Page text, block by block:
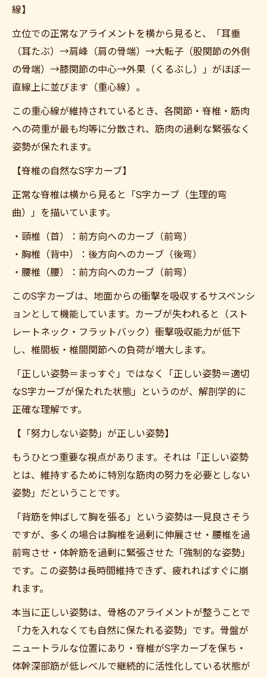
線】
立位での正常なアライメントを横から見ると、「耳垂
（耳たぶ）→肩峰（肩の骨端）→大転子（股関節の外側
の骨端）→膝関節の中心→外果（くるぶし）」がほぼ一
直線上に並びます（重心線）。
この重心線が維持されているとき、各関節・脊椎・筋肉
への荷重が最も均等に分散され、筋肉の過剰な緊張なく
姿勢が保たれます。
【脊椎の自然なS字カーブ】
正常な脊椎は横から見ると「S字カーブ（生理的弯
曲）」を描いています。
・頸椎（首）：前方向へのカーブ（前弯）
・胸椎（背中）：後方向へのカーブ（後弯）
・腰椎（腰）：前方向へのカーブ（前弯）
このS字カーブは、地面からの衝撃を吸収するサスペンシ
ョンとして機能しています。カーブが失われると（スト
レートネック・フラットバック）衝撃吸収能力が低下
し、椎間板・椎間関節への負荷が増大します。
「正しい姿勢＝まっすぐ」ではなく「正しい姿勢＝適切
なS字カーブが保たれた状態」というのが、解剖学的に
正確な理解です。
【「努力しない姿勢」が正しい姿勢】
もうひとつ重要な視点があります。それは「正しい姿勢
とは、維持するために特別な筋肉の努力を必要としない
姿勢」だということです。
「背筋を伸ばして胸を張る」という姿勢は一見良さそう
ですが、多くの場合は胸椎を過剰に伸展させ・腰椎を過
前弯させ・体幹筋を過剰に緊張させた「強制的な姿勢」
です。この姿勢は長時間維持できず、疲れればすぐに崩
れます。
本当に正しい姿勢は、骨格のアライメントが整うことで
「力を入れなくても自然に保たれる姿勢」です。骨盤が
ニュートラルな位置にあり・脊椎がS字カーブを保ち・
体幹深部筋が低レベルで継続的に活性化している状態が